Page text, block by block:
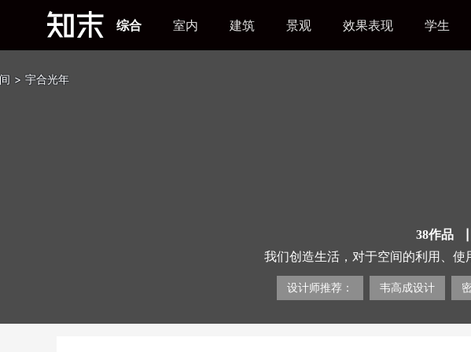
综合 室内 建筑 景观 效果表现 学生
> 宇合光年
38作品
我们创造生活，对于空间的利用、
设计师推荐： 韦高成设计